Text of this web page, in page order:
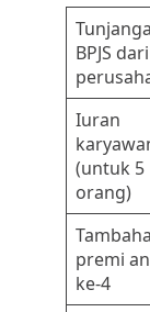
BPJS dari
Iuran
(untuk 5
orang)
premi
ke-4